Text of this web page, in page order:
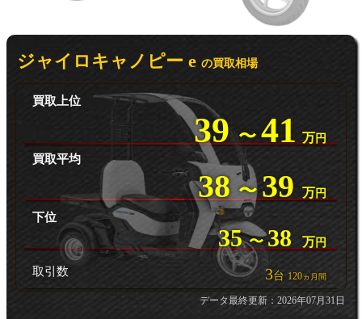
ジャイロキャノピー e の買取相場
買取上位
39 〜41 万 円
買取平均
38 〜 39 万 円
下位
35 〜 38 万 円
取引数 3台 120ヵ月間
データ最終更新：2026年07月31日